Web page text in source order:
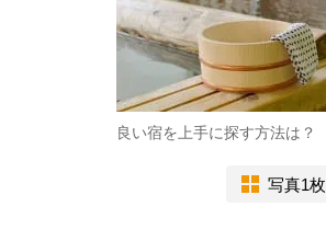
良い宿を上手に探す方法は？
写真1枚